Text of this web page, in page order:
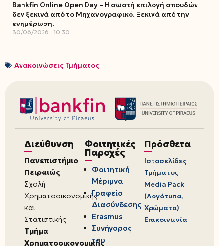
Bankfin Online Open Day – Η σωστή επιλογή σπουδών
δεν ξεκινά από το Μηχανογραφικό. Ξεκινά από την
ενημέρωση.
30/06/2026 10:30
Ανακοινώσεις Τμήματος
Διεύθυνση
Πανεπιστήμιο
Πειραιώς
Σχολή
Χρηματοοικονομικής
και
Στατιστικής
Τμήμα
Χρηματοοικονομικής
Φοιτητικές
Παροχές
Φοιτητική
Μέριμνα
Γραφείο
Διασύνδεσης
Erasmus
Συνήγορος
του
Πρόσθετα
Ιστοσελίδες
Τμήματος
Media Pack
(Λογότυπα,
Χρώματα)
Επικοινωνία